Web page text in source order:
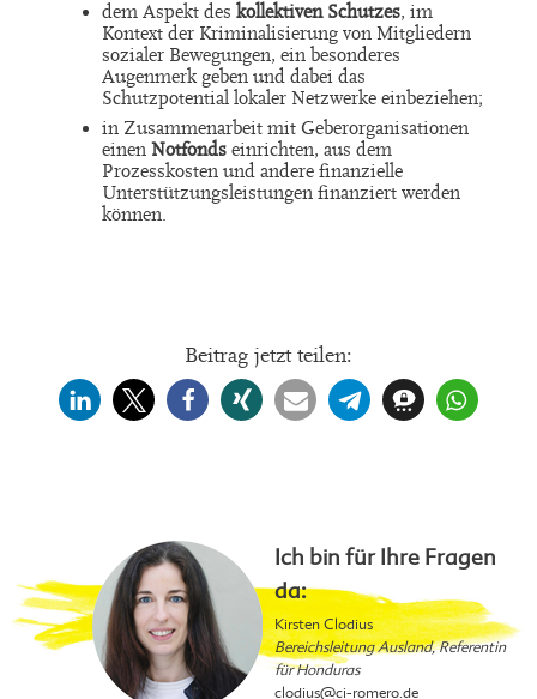
dem Aspekt des kollektiven Schutzes, im
Kontext der Kriminalisierung von Mitgliedern
sozialer Bewegungen, ein besonderes
Augenmerk geben und dabei das
Schutzpotential lokaler Netzwerke einbeziehen;
in Zusammenarbeit mit Geberorganisationen
einen Notfonds einrichten, aus dem
Prozesskosten und andere finanzielle
Unterstützungsleistungen finanziert werden
können.
Beitrag jetzt teilen:
Ich bin für Ihre Fragen
da:
Kirsten Clodius
Bereichsleitung Ausland, Referentin
für Honduras
clodius@ci-romero.de